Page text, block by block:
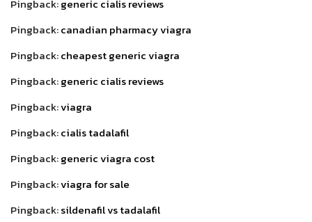
Pingback:generic cialis reviews
Pingback:canadian pharmacy viagra
Pingback:cheapest generic viagra
Pingback:generic cialis reviews
Pingback:viagra
Pingback:cialis tadalafil
Pingback:generic viagra cost
Pingback:viagra for sale
Pingback:sildenafil vs tadalafil